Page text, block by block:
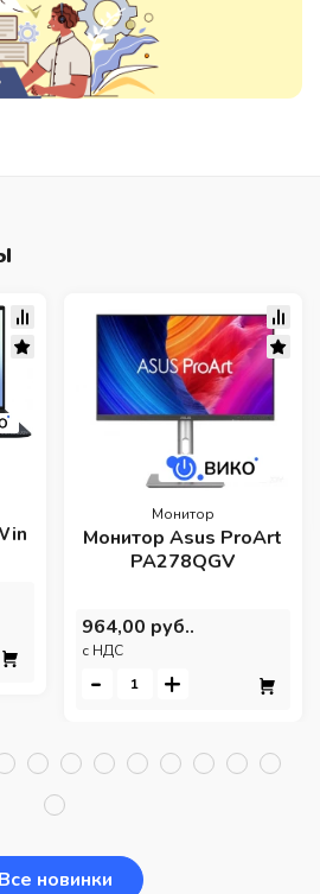
Монитор
Монитор Asus ProArt
PA278QGV
964,00 руб..
c НДС
- +
Все новинки